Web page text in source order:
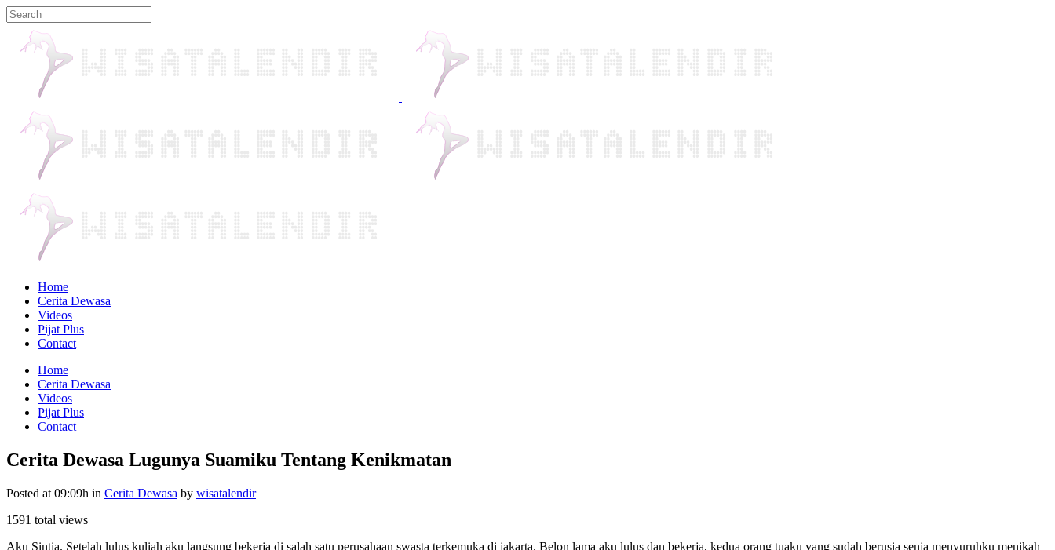
Home
Cerita Dewasa
Videos
Pijat Plus
Contact
Home
Cerita Dewasa
Videos
Pijat Plus
Contact
Cerita Dewasa Lugunya Suamiku Tentang Kenikmatan
Posted at 09:09h in Cerita Dewasa by wisatalendir
1591 total views
Aku Sintia. Setelah lulus kuliah aku langsung bekerja di salah satu perusahaan swasta terkemuka di jakarta. Belon lama aku lulus dan bekerja, kedua orang tuaku yang sudah berusia senja menyuruhku menikah